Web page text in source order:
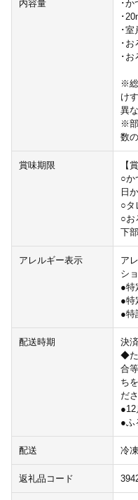
内容量
･か
･
･室
･お
･お
※総
け
異
※部
数
賞味期限
【
○
日
○タ
○お
下
アレルギー表示
ア
シ
●特
●特
●特
配送時期
決
◆た
合
ち
だ
●
配送 冷凍
返礼品コード